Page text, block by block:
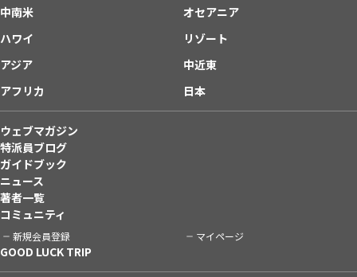
中南米
オセアニア
ハワイ
リゾート
アジア
中近東
アフリカ
日本
ウェブマガジン
特派員ブログ
ガイドブック
ニュース
著者一覧
コミュニティ
新規会員登録 マイページ
GOOD LUCK TRIP